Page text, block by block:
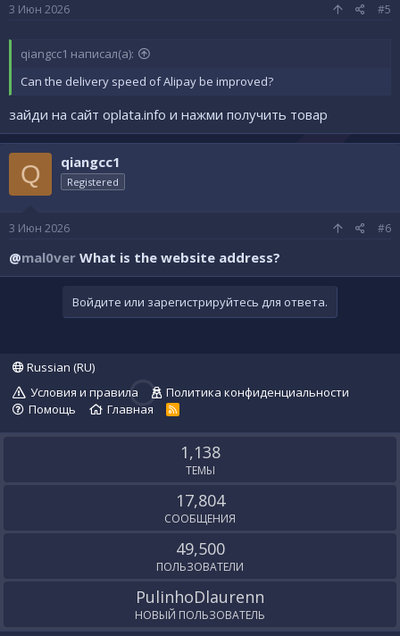
3 Июн 2026 #5
qiangcc1 написал(а):
Can the delivery speed of Alipay be improved?
зайди на сайт oplata.info и нажми получить товар
Q qiangcc1
Registered
3 Июн 2026 #6
@mal0ver What is the website address?
Войдите или зарегистрируйтесь для ответа.
Russian (RU)
Условия и правила
Политика конфиденциальности
Помощь
Главная
R
S
1,138
ТЕМЫ
17,804
СООБЩЕНИЯ
49,500
ПОЛЬЗОВАТЕЛИ
PulinhoDlaurenn
НОВЫЙ ПОЛЬЗОВАТЕЛЬ